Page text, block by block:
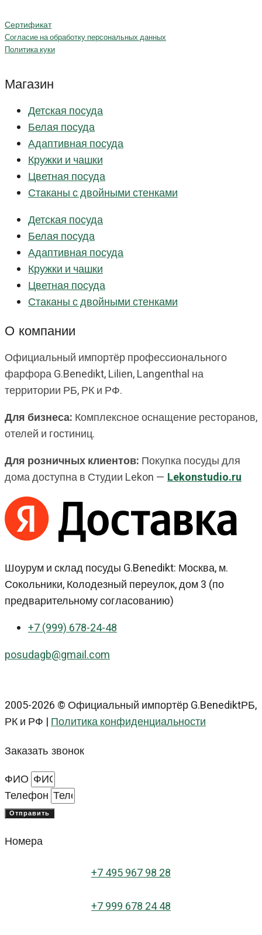
Сертификат
Согласие на обработку персональных данных
Политика куки
Магазин
Детская посуда
Белая посуда
Адаптивная посуда
Кружки и чашки
Цветная посуда
Стаканы с двойными стенками
Детская посуда
Белая посуда
Адаптивная посуда
Кружки и чашки
Цветная посуда
Стаканы с двойными стенками
О компании
Официальный импортёр профессионального
фарфора G.Benedikt, Lilien, Langenthal на
территории РБ, РК и РФ.
Для бизнеса: Комплексное оснащение ресторанов,
отелей и гостиниц.
Для розничных клиентов: Покупка посуды для
дома доступна в Студии Lekon — Lekonstudio.ru
Шоурум и склад посуды G.Benedikt: Москва, м.
Сокольники, Колодезный переулок, дом 3 (по
предварительному согласованию)
+7 (999) 678-24-48
posudagb@gmail.com
2005-2026 © Официальный импортёр G.BenediktРБ,
РК и РФ |Политика конфиденциальности
Заказать звонок
ФИО
Телефон
Отправить
Номера
+7 495 967 98 28
+7 999 678 24 48